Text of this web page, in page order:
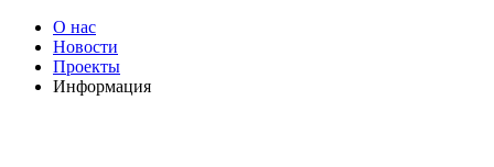
О нас
Новости
Проекты
Информация